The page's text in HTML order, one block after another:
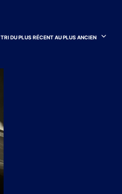
TRI DU PLUS RÉCENT AU PLUS ANCIEN